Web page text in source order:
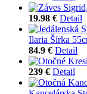
19.98 € Detail
Ilaria Šírka
84.9 € Detail
239 € Detail